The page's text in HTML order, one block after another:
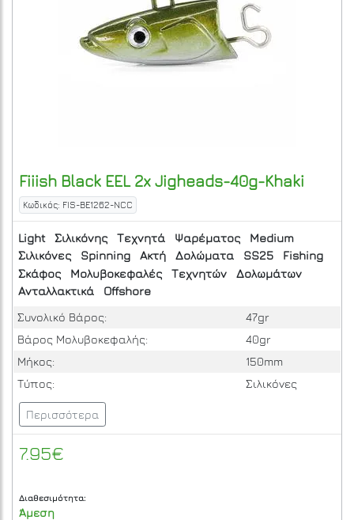
Fiiish Black EEL 2x Jigheads-40g-Khaki
Κωδικός: FIS-BE1262-NCC
Light Σιλικόνης Τεχνητά Ψαρέματος
Medium
Σιλικόνες
Spinning Ακτή Δολώματα SS25
Fishing
Σκάφος
Μολυβοκεφαλές Τεχνητών
Δολωμάτων
Ανταλλακτικά
Offshore
Συνολικό Βάρος:
47gr
Βάρος Μολυβοκεφαλής:
40gr
Μήκος:
150mm
Τύπος:
Σιλικόνες
Περισσότερα
7.95€
Διαθεσιμότητα:
Άμεση